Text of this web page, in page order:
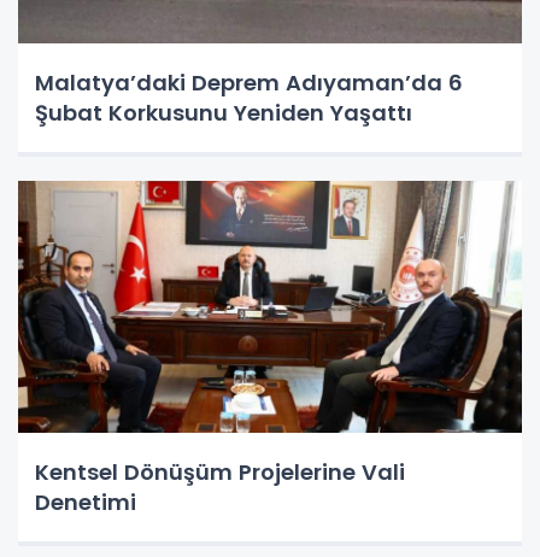
Malatya’daki Deprem Adıyaman’da 6
Şubat Korkusunu Yeniden Yaşattı
Kentsel Dönüşüm Projelerine Vali
Denetimi